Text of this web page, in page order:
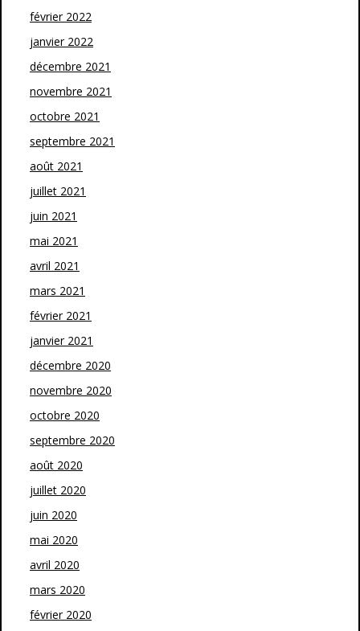
février 2022
janvier 2022
décembre 2021
novembre 2021
octobre 2021
septembre 2021
août 2021
juillet 2021
juin 2021
mai 2021
avril 2021
mars 2021
février 2021
janvier 2021
décembre 2020
novembre 2020
octobre 2020
septembre 2020
août 2020
juillet 2020
juin 2020
mai 2020
avril 2020
mars 2020
février 2020